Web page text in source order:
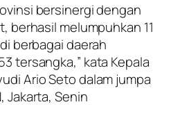
bersinergi dengan
berhasil melumpuhkan 11
berbagai daerah
tersangka,” kata Kepala
Ario Seto dalam jumpa
Jakarta, Senin